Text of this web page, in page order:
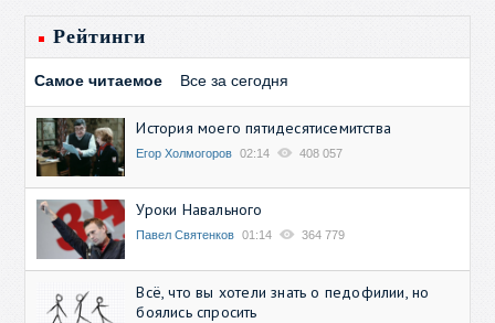
Рейтинги
Самое читаемое Все за сегодня
История моего пятидесятисемитства
Егор Холмогоров 02:14 408 057
Уроки Навального
Павел Святенков 01:14 364 779
Всё, что вы хотели знать о педофилии, но
боялись спросить